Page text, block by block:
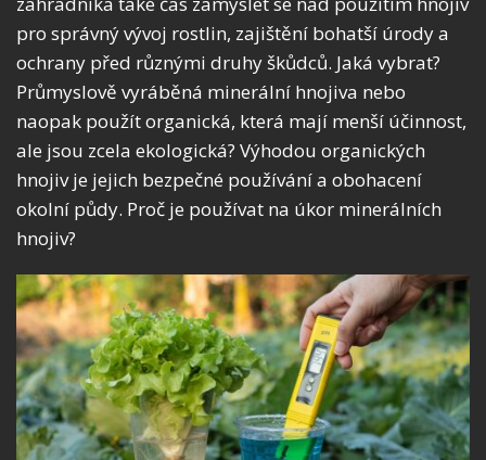
pro správný vývoj rostlin, zajištění bohatší úrody a
ochrany před různými druhy škůdců. Jaká vybrat?
Průmyslově vyráběná minerální hnojiva nebo
naopak použít organická, která mají menší účinnost,
ale jsou zcela ekologická? Výhodou organických
hnojiv je jejich bezpečné používání a obohacení
okolní půdy. Proč je používat na úkor minerálních
hnojiv?